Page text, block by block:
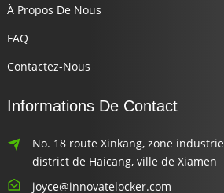
À Propos De Nous
FAQ
Contactez-Nous
Informations De Contact
No. 18 route Xinkang, zone
district de Haicang, ville de Xiamen
joyce@innovatelocker.com